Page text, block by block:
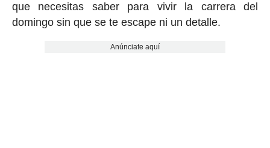
que necesitas saber para vivir la carrera del
domingo sin que se te escape ni un detalle.
Anúnciate aquí